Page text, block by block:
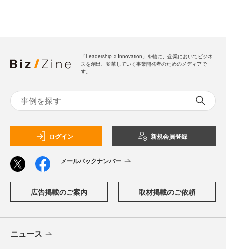
「Leadership ☓ Innovation」を軸に、企業においてビジネ
スを創出、変革していく事業開発者のためのメディアで
す。
ログイン 新規会員登録
メールバックナンバー
広告掲載のご案内 取材掲載のご依頼
ニュース